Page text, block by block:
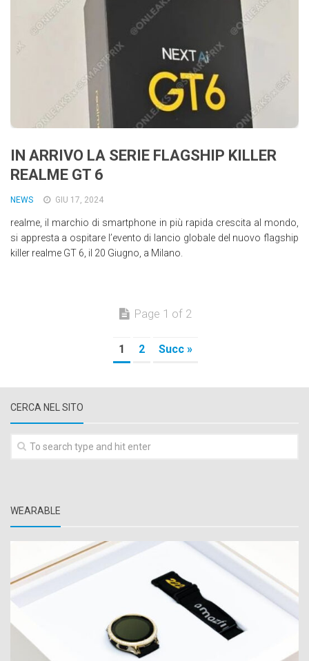
IN ARRIVO LA SERIE FLAGSHIP KILLER
REALME GT 6
NEWS GIU 17, 2024
realme, il marchio di smartphone in più rapida crescita al mondo,
si appresta a ospitare l’evento di lancio globale del nuovo flagship
killer realme GT 6, il 20 Giugno, a Milano.
Page 1 of 2
1 2 Succ »
CERCA NEL SITO
WEARABLE